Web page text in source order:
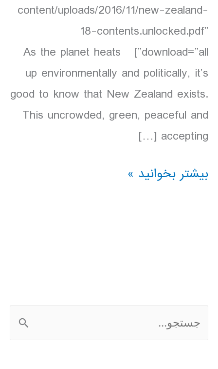
content/uploads/2016/11/new-zealand-
18-contents.unlocked.pdf”
download=”all”] As the planet heats
up environmentally and politically, it’s
good to know that New Zealand exists.
This uncrowded, green, peaceful and
accepting […]
دانلود
Lonely
بیشتر بخوانید »
س